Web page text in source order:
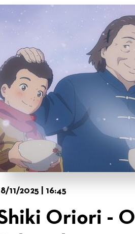
11/2025 | 16:45
Oriori - O